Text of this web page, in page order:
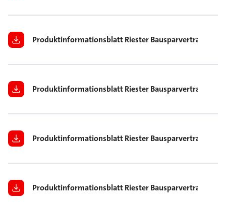
Produktinformationsblatt Riester Bausparvertrag 12
Produktinformationsblatt Riester Bausparvertrag 12
Produktinformationsblatt Riester Bausparvertrag 20
Produktinformationsblatt Riester Bausparvertrag 20